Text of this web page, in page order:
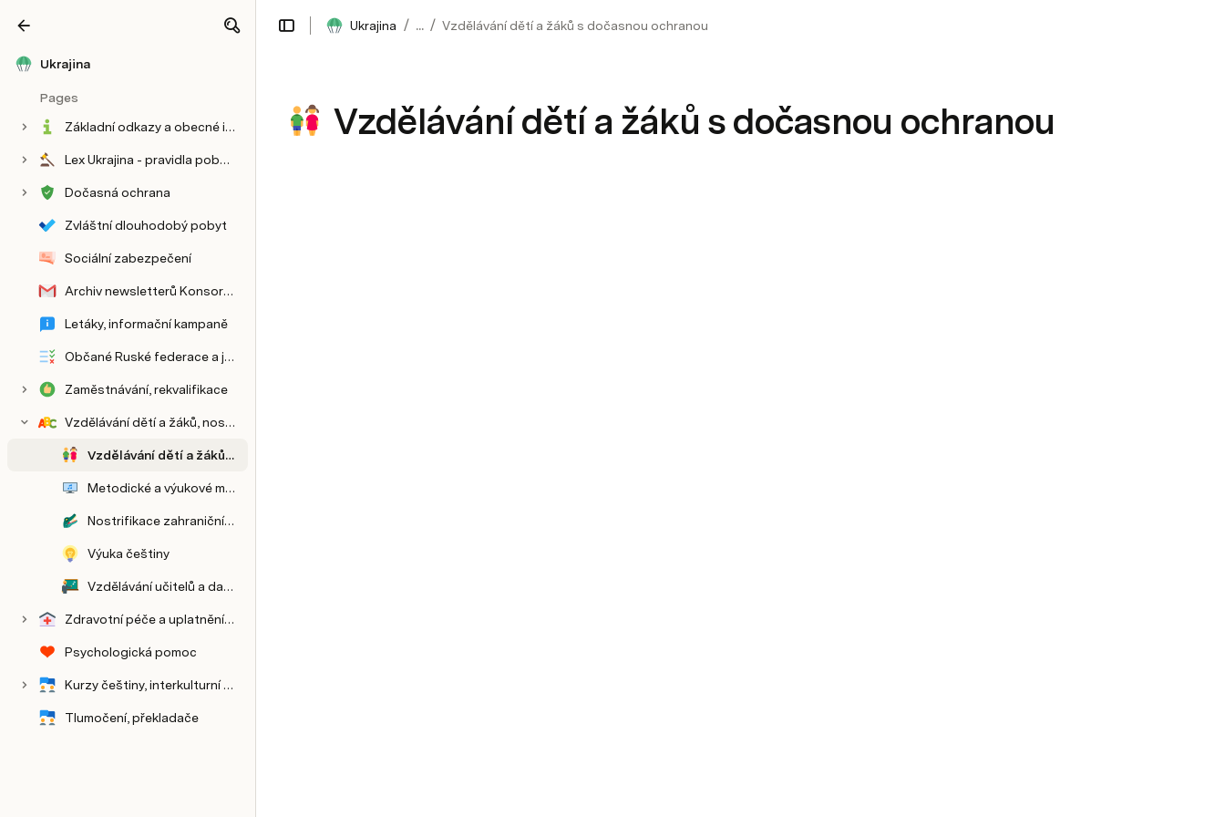
Ukrajina
Pages
Základní odkazy a obecné informace k podpoře uprchlíků z Ukrajiny
Lex Ukrajina - pravidla pobytu a podpory uprchlíků z Ukrajiny
Dočasná ochrana
Zvláštní dlouhodobý pobyt
Sociální zabezpečení
Archiv newsletterů Konsorcia
Letáky, informační kampaně
Občané Ruské federace a jiných států
Zaměstnávání, rekvalifikace
Vzdělávání dětí a žáků, nostrifikace
Vzdělávání dětí a žáků s dočasnou ochranou
Metodické a výukové materiály
Nostrifikace zahraničního vzdělání
Výuka češtiny
Vzdělávání učitelů a dalších profesionálů mimo školství
Zdravotní péče a uplatnění zdravotníků, osoby s handicapem
Psychologická pomoc
Kurzy češtiny, interkulturní práce
Tlumočení, překladače
Ukrajina / ... / Vzdělávání dětí a žáků s dočasnou ochranou
Share
Vzdělávání dětí a žáků s dočasnou ochranou